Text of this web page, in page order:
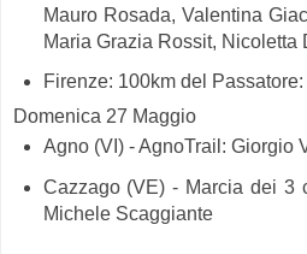
Mauro Rosada, Valentina
Maria Grazia Rossit, Nicoletta
Firenze: 100km del
Domenica 27 Maggio
Agno (VI) - AgnoTrail: Giorgio
Cazzago (VE) - Marcia dei 3
Michele Scaggiante